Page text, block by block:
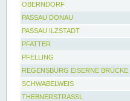
OBERNDORF
PASSAU DONAU
PASSAU ILZSTADT
PFATTER
PFELLING
REGENSBURG EISERNE BRÜCKE
SCHWABELWEIS
THEBNERSTRASSL